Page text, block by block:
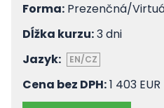
Forma: Prezenčná/
Dĺžka kurzu:3 dni
Jazyk:
EN/CZ
Cena bez DPH:1 403 EUR